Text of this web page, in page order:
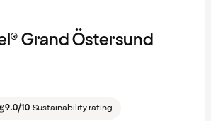
Grand Östersund
9.0/10 Sustainability rating